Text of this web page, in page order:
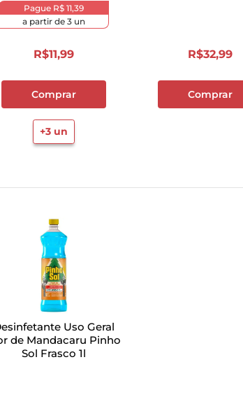
Pague R$ 11,39
a partir de 3un
R$11,99
Comprar
+3un
R$32,99
Comprar
Uso Geral
de Mandacaru Pinho
Sol Frasco 1l